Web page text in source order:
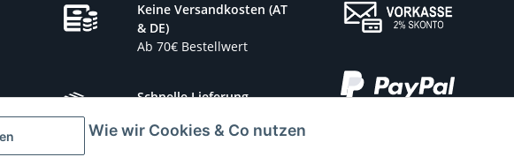
Wie wir Cookies & Co nutzen
Keine Versandkosten (AT
& DE)
Ab 70€ Bestellwert
Schnelle Lieferung